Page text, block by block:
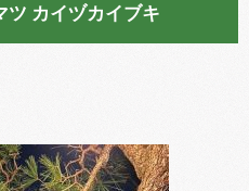
ツ カイヅカイブキ